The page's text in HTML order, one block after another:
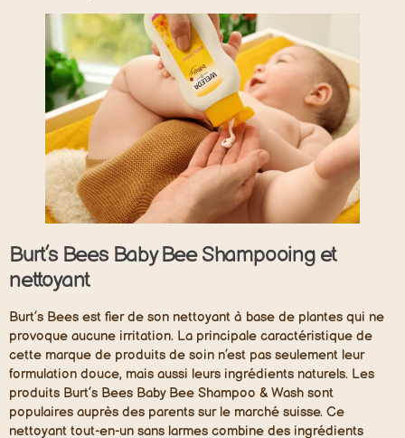
Burt’s Bees Baby Bee Shampooing et
nettoyant
Burt’s Bees est fier de son nettoyant à base de plantes qui ne
provoque aucune irritation. La principale caractéristique de
cette marque de produits de soin n’est pas seulement leur
formulation douce, mais aussi leurs ingrédients naturels. Les
produits Burt’s Bees Baby Bee Shampoo & Wash sont
populaires auprès des parents sur le marché suisse. Ce
nettoyant tout-en-un sans larmes combine des ingrédients